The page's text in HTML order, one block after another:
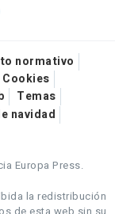
normativo
Temas
navidad
Europa Press.
la redistribución
de esta web sin su